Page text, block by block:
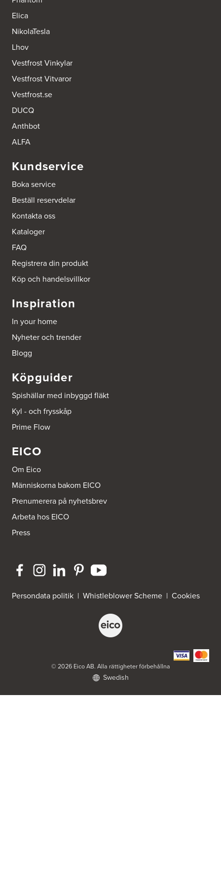
Kankroksgatan 3D
721 38 Västerås
Tel.:0046-761023016
https://www.kvik.se/hitta-butik/kvik-vaesteraas
Elica
NikolaTesla
Lhov
Vestfrost Vinkylar
Vestfrost Vitvaror
Vestfrost.se
DUCQ
Anthbot
ALFA
Kundservice
Boka service
Beställ reservdelar
Kontakta oss
Kataloger
FAQ
Registrera din produkt
Köp och handelsvillkor
Inspiration
In your home
Nyheter och trender
Blogg
Köpguider
Spishällar med inbyggd fläkt
Kyl - och frysskåp
Prime Flow
EICO
Om Eico
Människorna bakom EICO
Prenumerera på nyhetsbrev
Arbeta hos EICO
Press
Persondata politik | Whistleblower Scheme | Cookies
© 2026 Eico AB. Alla rättigheter förbehållna
Swedish